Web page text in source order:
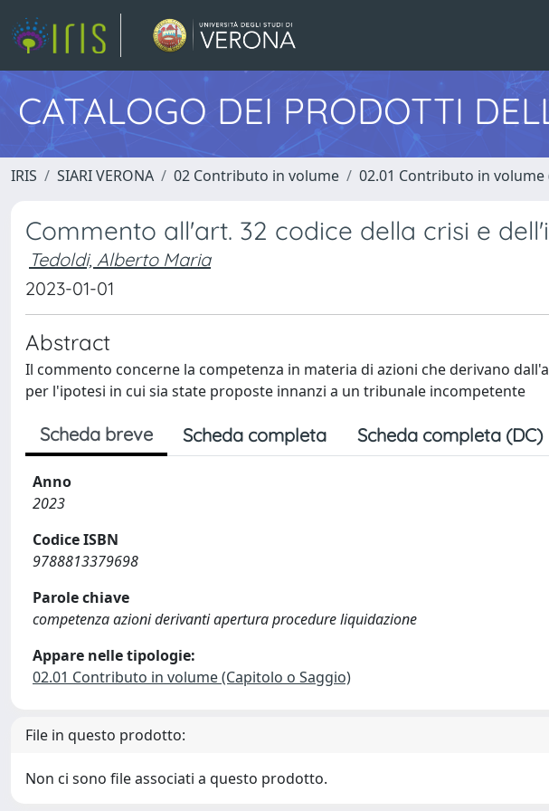
CATALOGO DEI PRODOTTI
IRIS SIARI VERONA 02 Contributo in volume 02.01 Contributo in volume
Commento all'art. 32 codice della crisi e
Tedoldi, Alberto Maria
2023-01-01
Abstract
Il commento concerne la competenza in materia di azioni che derivano
per l'ipotesi in cui sia state proposte innanzi a un tribunale incompetente
Scheda breve Scheda completa Scheda completa (DC)
Anno
2023
Codice ISBN
9788813379698
Parole chiave
competenza azioni derivanti apertura procedure liquidazione
Appare nelle tipologie:
02.01 Contributo in volume (Capitolo o Saggio)
File in questo prodotto:
Non ci sono file associati a questo prodotto.